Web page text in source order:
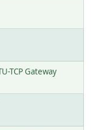
TCP Gateway